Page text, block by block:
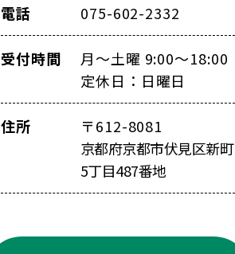
電話 075-602-2332
受付時間
月～土曜 9:00～18:00
定休日：日曜日
住所
〒612-8081
京都府京都市伏見区新町
5丁目487番地